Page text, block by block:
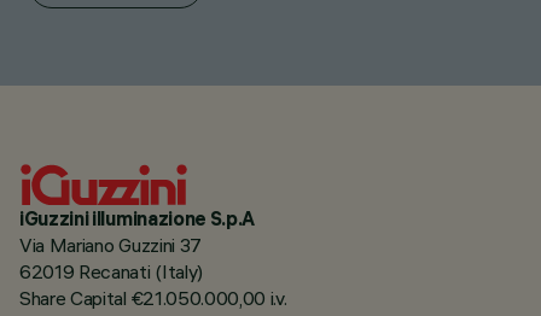
iGuzzini illuminazione S.p.A
Via Mariano Guzzini 37
62019 Recanati (Italy)
Share Capital €21.050.000,00 i.v.